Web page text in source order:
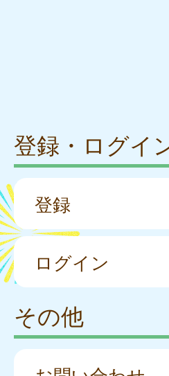
登録・ログイ
登録
ログイン
その他